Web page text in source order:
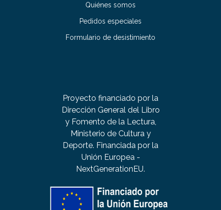
Quiénes somos
Pedidos especiales
Formulario de desistimiento
Proyecto financiado por la
Dirección General del Libro
y Fomento de la Lectura,
Ministerio de Cultura y
Deporte. Financiada por la
Unión Europea -
NextGenerationEU.